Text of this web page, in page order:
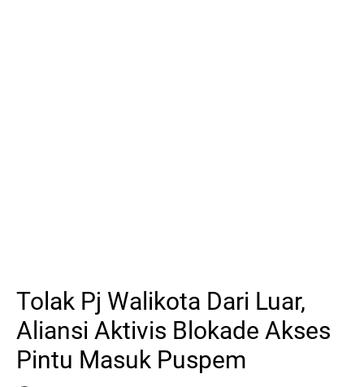
Tolak Pj Walikota Dari Luar,
Aliansi Aktivis Blokade Akses
Pintu Masuk Puspem